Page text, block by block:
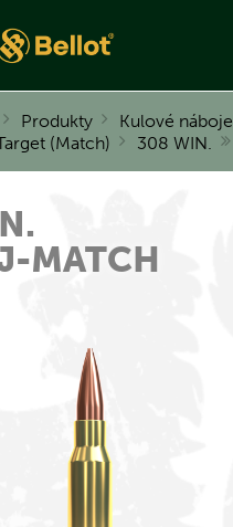
Produkty
Kulové náboje
(Match)
308 WIN.
MATCH